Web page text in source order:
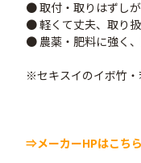
● 取付・取りはずしが
● 軽くて丈夫、取り扱
● 農薬・肥料に強く、
※セキスイのイボ竹・
⇒メーカーHPはこちら